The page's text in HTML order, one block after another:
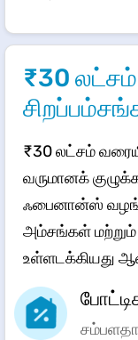
₹30
₹30 லட்சம்
வருமானக்
ஃபைனான்ஸ்
அம்சங்கள்
உள்ளடக்கியது